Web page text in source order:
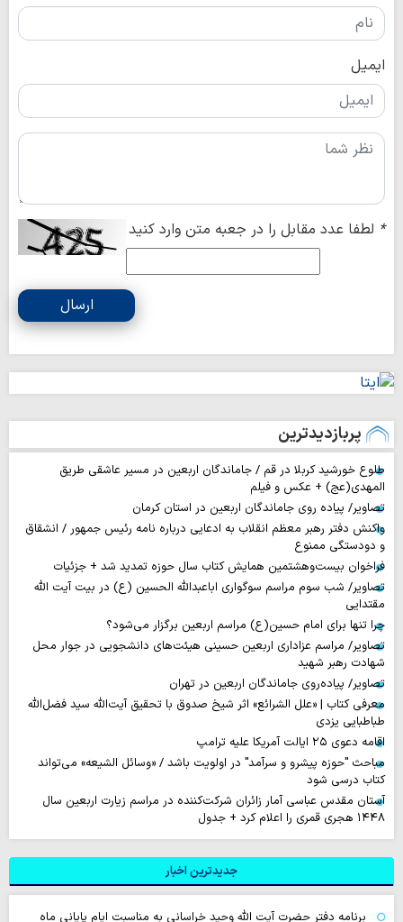
ایمیل
* لطفا عدد مقابل را در جعبه متن وارد کنید
ارسال
پربازدیدترین
طلوع خورشید کربلا در قم / جاماندگان اربعین در مسیر عاشقی طریق
المهدی(عج) + عکس و فیلم
تصاویر/ پیاده روی جاماندگان اربعین در استان کرمان
واکنش دفتر رهبر معظم انقلاب به ادعایی درباره نامه رئیس جمهور / انشقاق
و دودستگی ممنوع
فراخوان بیست‌وهشتمین همایش کتاب سال حوزه تمدید شد + جزئیات
تصاویر/ شب سوم مراسم سوگواری اباعبدالله الحسین (ع) در بیت آیت الله
مقتدایی
چرا تنها برای امام حسین(ع) مراسم اربعین برگزار می‌شود؟
تصاویر/ مراسم عزاداری اربعین حسینی هیئت‌های دانشجویی در جوار محل
شهادت رهبر شهید
تصاویر/ پیاده‌روی جاماندگان اربعین در تهران
معرفی کتاب | «علل الشرائع» اثر شیخ صدوق با تحقیق آیت‌الله سید فضل‌الله
طباطبایی یزدی
اقامه دعوی ۲۵ ایالت آمریکا علیه ترامپ
مباحث "حوزه پیشرو و سرآمد" در اولویت باشد / «وسائل الشیعه» می‌تواند
کتاب درسی شود
آستان مقدس عباسی آمار زائران شرکت‌کننده در مراسم زیارت اربعین سال
۱۴۴۸ هجری قمری را اعلام کرد + جدول
جدیدترین اخبار
برنامه دفتر حضرت آیت الله وحید خراسانی به مناسبت ایام پایانی ماه